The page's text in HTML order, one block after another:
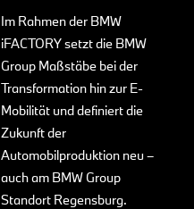
Im Rahmen der BMW
iFACTORY setzt die BMW
Group Maßstäbe bei der
Transformation hin zur E-
Mobilität und definiert die
Zukunft der
Automobilproduktion neu –
auch am BMW Group
Standort Regensburg.